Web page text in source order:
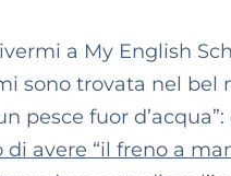
a My English
sono trovata nel
pesce fuor
avere “il freno a